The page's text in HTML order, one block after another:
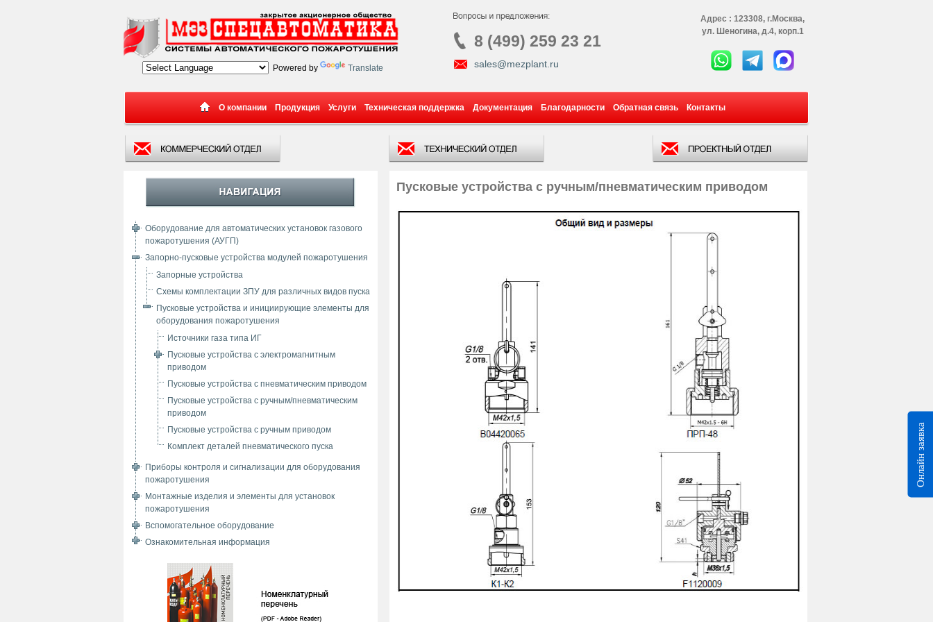
Powered by Translate
8 (499) 259 23 21
sales@mezplant.ru
Адрес : 123308, г.Москва,
ул. Шеногина, д.4, корп.1
О компании Продукция Услуги Техническая поддержка Документация Благодарности Обратная связь Контакты
Оборудование для автоматических установок газового
пожаротушения (АУГП)
Запорно-пусковые устройства модулей пожаротушения
Запорные устройства
Схемы комплектации ЗПУ для различных видов пуска
Пусковые устройства и инициирующие элементы для
оборудования пожаротушения
Источники газа типа ИГ
Пусковые устройства с электромагнитным
приводом
Пусковые устройства с пневматическим приводом
Пусковые устройства с ручным/пневматическим
приводом
Пусковые устройства с ручным приводом
Комплект деталей пневматического пуска
Приборы контроля и сигнализации для оборудования
пожаротушения
Монтажные изделия и элементы для установок
пожаротушения
Вспомогательное оборудование
Ознакомительная информация
Пусковые устройства с ручным/пневматическим приводом
Онлайн заявка